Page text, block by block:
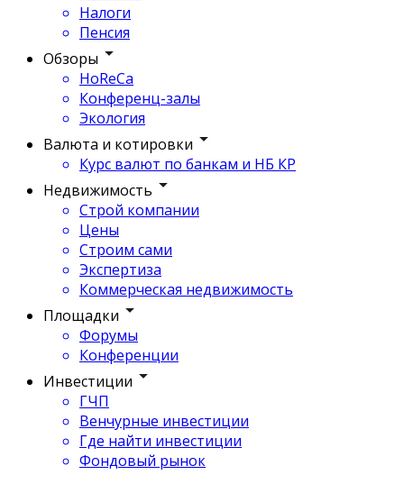
Налоги
Пенсия
Обзоры
HoReCa
Конференц-залы
Экология
Валюта и котировки
Курс валют по банкам и НБ КР
Недвижимость
Строй компании
Цены
Строим сами
Экспертиза
Коммерческая недвижимость
Площадки
Форумы
Конференции
Инвестиции
ГЧП
Венчурные инвестиции
Где найти инвестиции
Фондовый рынок